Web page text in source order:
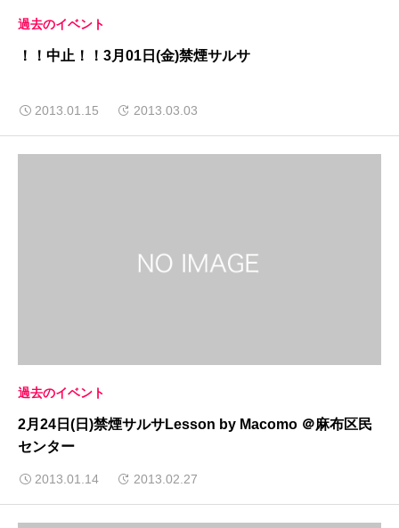
過去のイベント
！！中止！！3月01日(金)禁煙サルサ
2013.01.15 2013.03.03
過去のイベント
2月24日(日)禁煙サルサLesson by Macomo ＠麻布区民
センター
2013.01.14 2013.02.27